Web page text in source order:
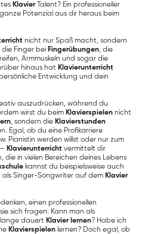
Klavier Talent? Ein professioneller
Potenzial aus dir heraus beim
nicht nur Spaß macht, sondern
Finger bei Fingerübungen, die
Armmuskeln und sogar die
hinaus hat Klavierunterricht
Entwicklung und dein
auszudrücken, während du
wirst du beim Klavierspielen nicht
, sondern die Klavierstunden
Egal, ob du eine Profikarriere
Pianistin werden willst oder nur zum
Klavierunterricht vermittelt dir
die in vielen Bereichen deines Lebens
kannst du beispielsweise auch
Singer-Songwriter auf dem Klavier
einen professionellen
sich fragen: Kann man als
lange dauert Klavier lernen? Habe ich
Klavierspielen lernen? Doch egal, ob